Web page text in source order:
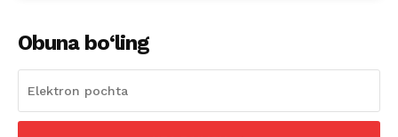
Obuna bo‘ling